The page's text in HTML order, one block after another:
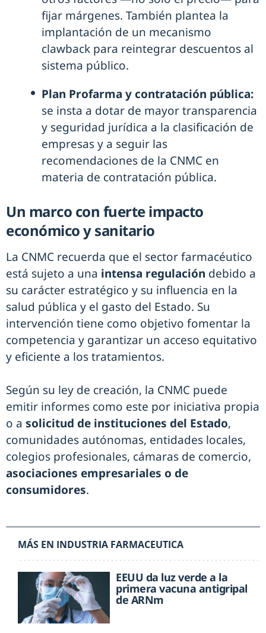
fijar márgenes. También plantea la
implantación de un mecanismo
clawback para reintegrar descuentos al
sistema público.
Plan Profarma y contratación pública:
se insta a dotar de mayor transparencia
y seguridad jurídica a la clasificación de
empresas y a seguir las
recomendaciones de la CNMC en
materia de contratación pública.
Un marco con fuerte impacto
económico y sanitario
La CNMC recuerda que el sector farmacéutico
está sujeto a una intensa regulación debido a
su carácter estratégico y su influencia en la
salud pública y el gasto del Estado. Su
intervención tiene como objetivo fomentar la
competencia y garantizar un acceso equitativo
y eficiente a los tratamientos.
Según su ley de creación, la CNMC puede
emitir informes como este por iniciativa propia
o a solicitud de instituciones del Estado,
comunidades autónomas, entidades locales,
colegios profesionales, cámaras de comercio,
asociaciones empresariales o de
consumidores.
MÁS EN INDUSTRIA FARMACEUTICA
EEUU da luz verde a la
primera vacuna antigripal
de ARNm